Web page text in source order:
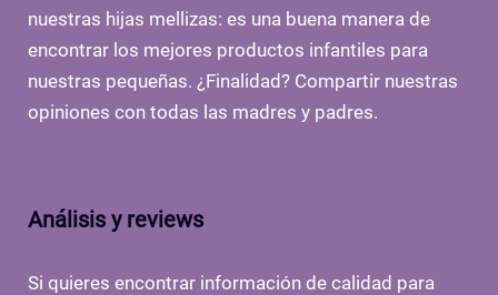
nuestras hijas mellizas: es una buena manera de
encontrar los mejores productos infantiles para
nuestras pequeñas. ¿Finalidad? Compartir nuestras
opiniones con todas las madres y padres.
Análisis y reviews
Si quieres encontrar información de calidad para